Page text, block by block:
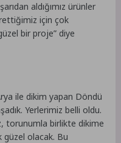
aldığımız ürünler
için çok
bir proje” diye
ile dikim yapan Döndü
Yerlerimiz belli oldu.
torunumla birlikte dikime
güzel olacak. Bu